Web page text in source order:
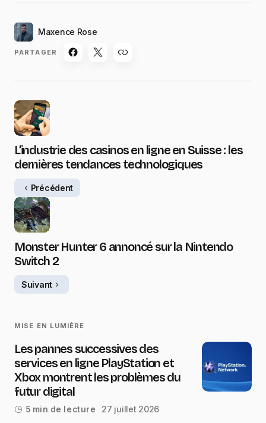
Maxence Rose
PARTAGER
L’industrie des casinos en ligne en Suisse : les
dernières tendances technologiques
Précédent
Monster Hunter 6 annoncé sur la Nintendo
Switch 2
Suivant
MISE EN LUMIÈRE
Les pannes successives des
services en ligne PlayStation et
Xbox montrent les problèmes du
futur digital
5 min de lecture 27 juillet 2026